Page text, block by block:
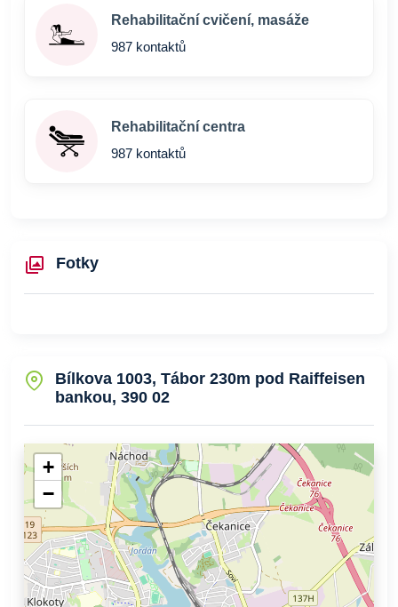
Rehabilitační cvičení, masáže
987 kontaktů
Rehabilitační centra
987 kontaktů
Fotky
Bílkova 1003, Tábor 230m pod Raiffeisen
bankou, 390 02
+
−